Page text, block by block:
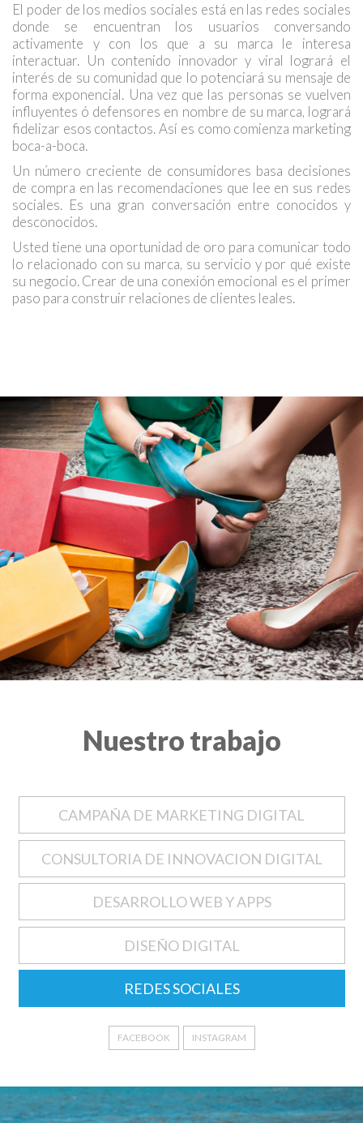
El poder de los medios sociales está en las redes sociales
donde se encuentran los usuarios conversando
activamente y con los que a su marca le interesa
interactuar. Un contenido innovador y viral logrará el
interés de su comunidad que lo potenciará su mensaje de
forma exponencial. Una vez que las personas se vuelven
influyentes ó defensores en nombre de su marca, logrará
fidelizar esos contactos. Así es como comienza marketing
boca-a-boca.
Un número creciente de consumidores basa decisiones
de compra en las recomendaciones que lee en sus redes
sociales. Es una gran conversación entre conocidos y
desconocidos.
Usted tiene una oportunidad de oro para comunicar todo
lo relacionado con su marca, su servicio y por qué existe
su negocio. Crear de una conexión emocional es el primer
paso para construir relaciones de clientes leales.
Nuestro trabajo
CAMPAÑA DE MARKETING DIGITAL
CONSULTORIA DE INNOVACION DIGITAL
DESARROLLO WEB Y APPS
DISEÑO DIGITAL
REDES SOCIALES
FACEBOOK INSTAGRAM